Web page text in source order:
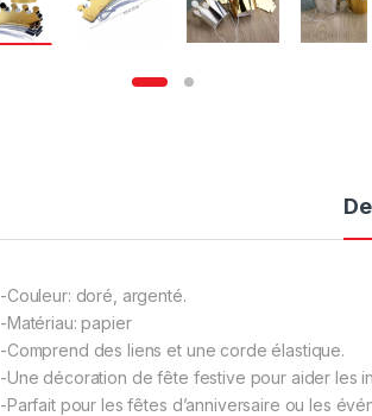
-Couleur: doré, argenté.
-Matériau: papier
-Comprend des liens et une corde élastique.
-Une décoration de fête festive pour aider les
-Parfait pour les fêtes d’anniversaire ou les